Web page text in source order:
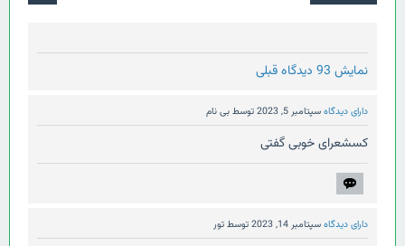
نمایش 93 دیدگاه قبلی
دارای دیدگاهسپتامبر 5, 2023 توسطبی نام
کسشعرای خوبی گفتی
دارای دیدگاهسپتامبر 14, 2023 توسطتور